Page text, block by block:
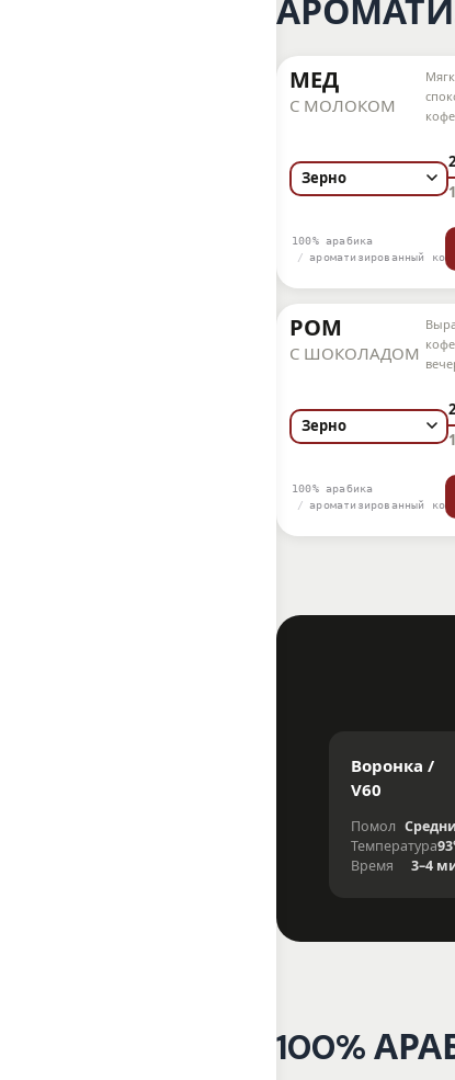
МЕД
С МОЛОКОМ
100% арабика
ароматизированный кофе
РОМ
С ШОКОЛАДОМ
100% арабика
ароматизированный кофе
Воронка /
V60
Помол
Температура
Время
3–4
100%